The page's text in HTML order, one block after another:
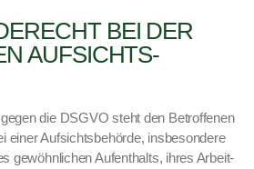
BEI DER
AUFSICHTS­
die DSGVO ste­ht den Betrof­fe­nen
ein­er Auf­sichts­be­hörde, ins­beson­dere
gewöhn­lichen Aufen­thalts, ihres Arbeit­